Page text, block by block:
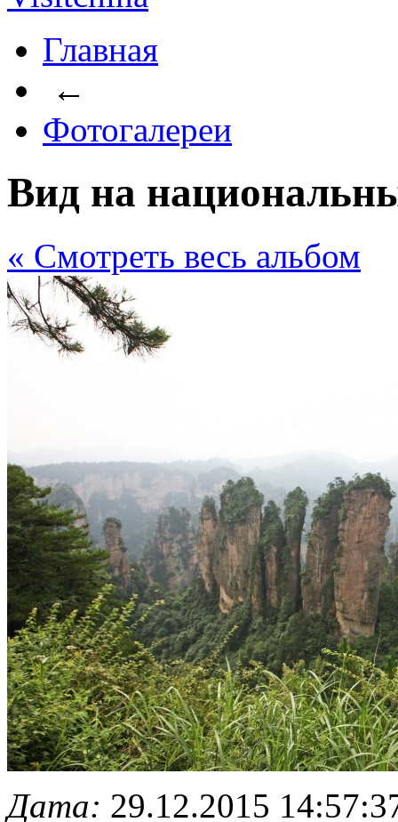
Главная
←
Фотогалереи
Вид на
« Cмотреть весь альбом
Дата: 29.12.2015